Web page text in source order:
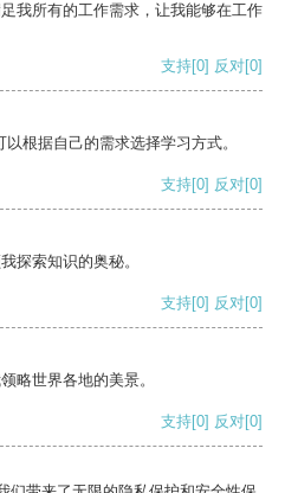
我所有的工作需求，让我能够在工作
支持[0] 反对[0]
根据自己的需求选择学习方式。
支持[0] 反对[0]
探索知识的奥秘。
支持[0] 反对[0]
略世界各地的美景。
支持[0] 反对[0]